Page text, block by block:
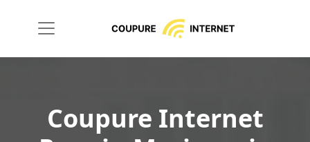
Coupure Internet